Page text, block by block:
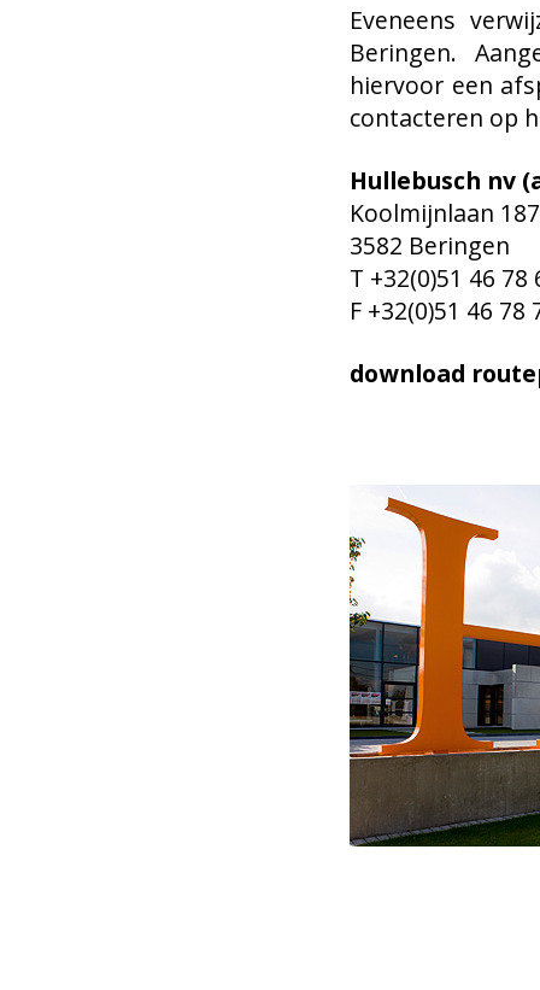
Eveneens
Beringen.
hiervoor een
contacteren op
Hullebusch nv
Koolmijnlaan 187
3582 Beringen
T +32(0)51 46 78
F +32(0)51 46 78
download